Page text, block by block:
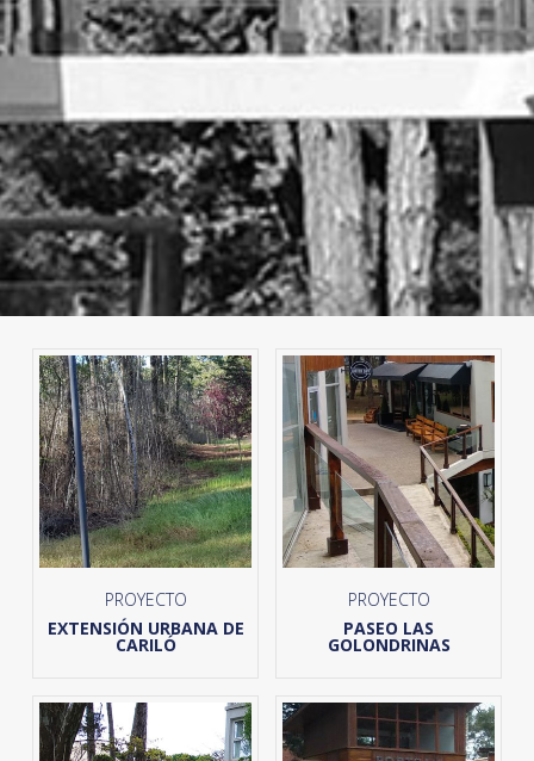
PROYECTO
EXTENSIÓN URBANA DE
CARILÓ
PROYECTO
PASEO LAS
GOLONDRINAS